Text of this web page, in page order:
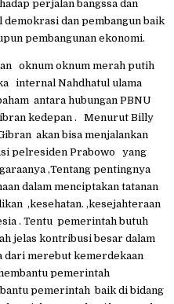
perjalan bangssa dan
demokrasi dan pembangun baik
pembangunan ekonomi.
oknum oknum merah putih
internal Nahdhatul ulama
antara hubungan PBNU
kedepan . Menurut Billy
akan bisa menjalankan
pelresiden Prabowo yang
,Tentang pentingnya
dalam menciptakan tatanan
,kesehatan. ,kesejahteraan
. Tentu pemerintah butuh
jelas kontribusi besar dalam
dari merebut kemerdekaan
pemerintah
pemerintah baik di bidang